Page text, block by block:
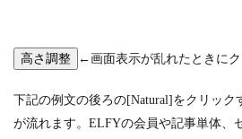
←画面表示が乱れたときに
下記の例文の後ろの[Natural]をクリック
が流れます。ELFYの会員や記事単体、